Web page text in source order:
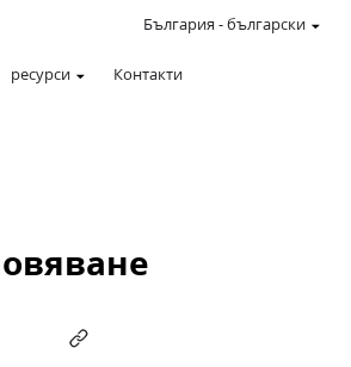
ресурси Контакти
България -български